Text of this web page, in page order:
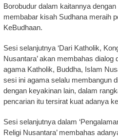
Borobudur dalam kaitannya
membabar kisah Sudhana meraih
KeBudhaan.
Sesi selanjutnya ‘Dari Katholik,
Nusantara’ akan membahas dialog
agama Katholik, Buddha, Islam
sesi ini agama selalu membangun
dengan keyakinan lain, dalam
pencarian itu tersirat kuat adanya
Sesi selanjutnya dalam
Religi Nusantara’ membahas